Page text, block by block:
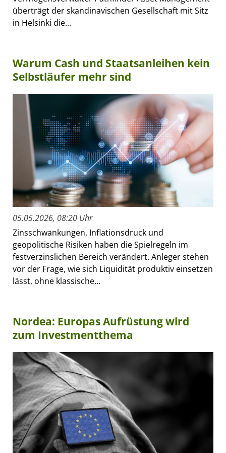
überträgt der skandinavischen Gesellschaft mit Sitz
in Helsinki die...
Warum Cash und Staatsanleihen kein
Selbstläufer mehr sind
05.05.2026, 08:20 Uhr
Zinsschwankungen, Inflationsdruck und
geopolitische Risiken haben die Spielregeln im
festverzinslichen Bereich verändert. Anleger stehen
vor der Frage, wie sich Liquidität produktiv einsetzen
lässt, ohne klassische...
Nordea: Europas Aufrüstung wird
zum Investmentthema